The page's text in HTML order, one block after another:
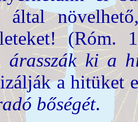
által
árasszák ki a
a hitüket
bőségét.